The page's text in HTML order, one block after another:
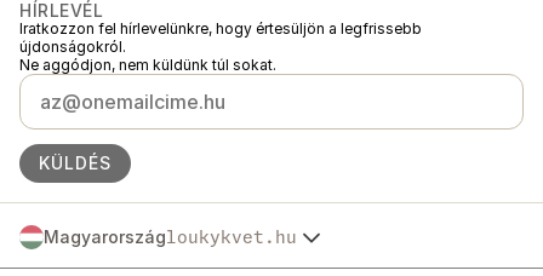
HÍRLEVÉL
Iratkozzon fel hírlevelünkre, hogy értesüljön a legfrissebb
újdonságokról.
Ne aggódjon, nem küldünk túl sokat.
KÜLDÉS
Magyarországloukykvet.hu
Česko